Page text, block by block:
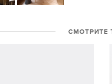
СМОТРИТЕ